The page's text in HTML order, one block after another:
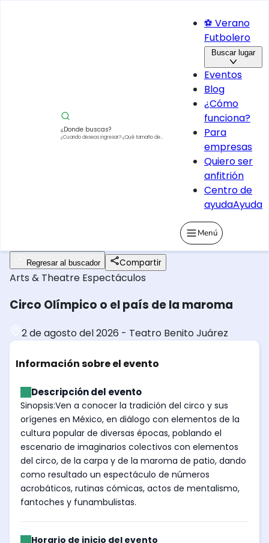
¿Donde buscas?
¿Cuando deseas ingresar?¿Qué tamaño de
⚽ Verano
Futbolero
Buscar lugar
Eventos
Blog
¿Cómo
funciona?
Para
empresas
Quiero ser
anfitrión
Centro de
ayudaAyuda
Menú
Regresar al buscador Compartir
Arts & Theatre Espectáculos
Circo Olímpico o el país de la maroma
2 de agosto del 2026 - Teatro Benito Juárez
Información sobre el evento
Descripción del evento
Sinopsis:Ven a conocer la tradición del circo y sus
orígenes en México, en diálogo con elementos de la
cultura popular de diversas épocas, poblando el
escenario de imaginarios colectivos con elementos
del circo, de la carpa y de la maroma de patio, dando
como resultado un espectáculo de números
acrobáticos, rutinas cómicas, actos de mentalismo,
fantoches y funambulistas.
Horario de inicio del evento